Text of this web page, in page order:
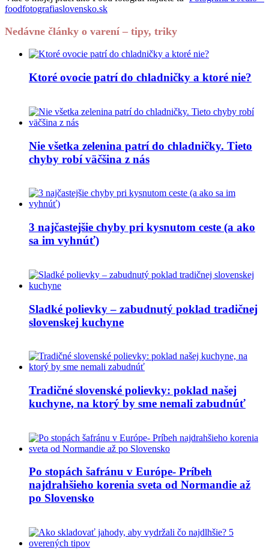
foodfotografiaslovensko.sk
Nedávne články o varení – tipy, triky
Ktoré ovocie patrí do chladničky a ktoré nie?
Nie všetka zelenina patrí do chladničky. Tieto
chyby robí väčšina z nás
3 najčastejšie chyby pri kysnutom ceste (a ako
sa im vyhnúť)
Sladké polievky – zabudnutý poklad tradičnej
slovenskej kuchyne
Tradičné slovenské polievky: poklad našej
kuchyne, na ktorý by sme nemali zabudnúť
Po stopách šafránu v Európe- Príbeh
najdrahšieho korenia sveta od Normandie až
po Slovensko